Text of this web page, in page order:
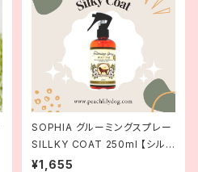
SOPHIA グルーミングスプレー
SILLKY COAT 250ml 【シルキ
ーコート】
¥1,655